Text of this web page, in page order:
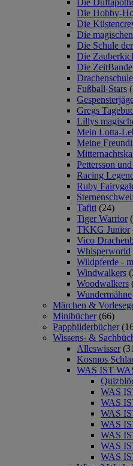
Die
Die Hobby-
Die
Die
Die Schule
Die
Die ZeitBande
Fußball-Stars
Gregs
Lillys
Mein Lotta-
Meine
Pettersson
Racing
Ruby
Tafiti (24)
Tiger Warrior
TKKG Junior
Vico
Whisperworld
Wildpferde -
Windwalkers
Woodwalkers
Wundermähne
Märchen &
Minibücher (66)
Pappbilderbücher
Wissens- &
Alleswisser
Kosmos
WAS IST
WAS
WAS
WAS
WAS
WAS
WAS
WAS